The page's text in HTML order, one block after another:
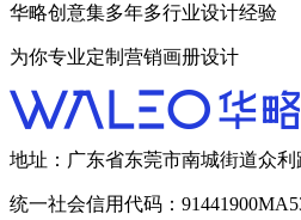
华略创意集多年多行业设计经验
为你专业定制营销画册设计
地址：广东省东莞市南城街道众利
统一社会信用代码：